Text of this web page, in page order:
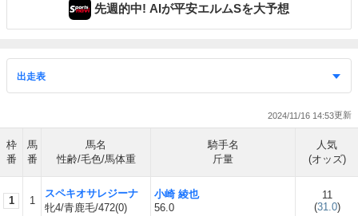
先週的中! AIが平安エルムSを大予想
2024/11/16 14:53
枠
番
馬
番
馬名
性齢/毛色/馬体重
騎手名
斤量
人気
(オッズ)
1 1
スペキオサレジーナ
牝4/青鹿毛/472(0)
小崎 綾也
56.0
11
(31.0)